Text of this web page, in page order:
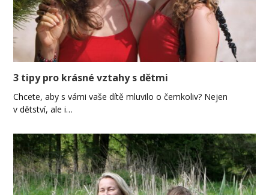
3 tipy pro krásné vztahy s dětmi
Chcete, aby s vámi vaše dítě mluvilo o čemkoliv? Nejen
v dětství, ale i…